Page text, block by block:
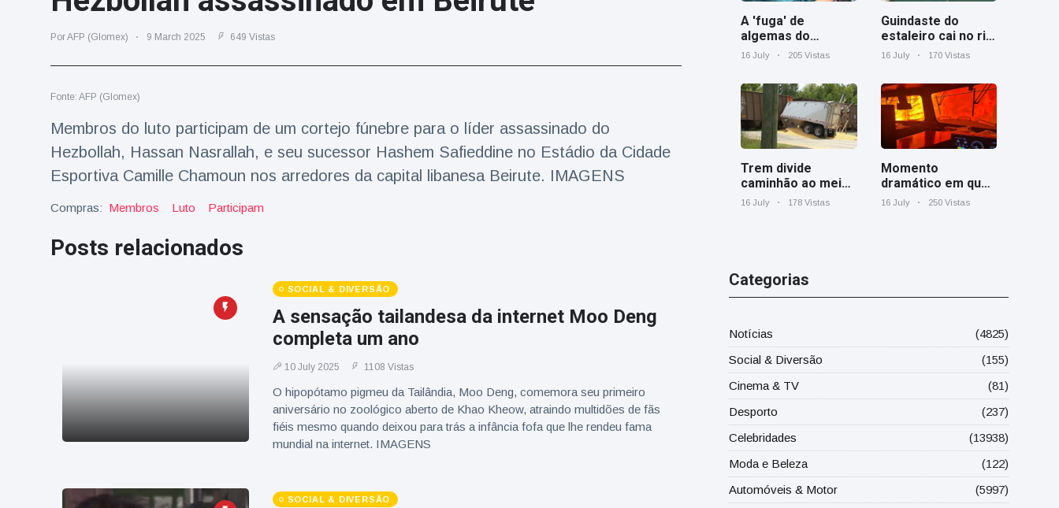
Viagens & Aventura
(77)
Notícias mais recentes
algemas do
plateia rir
16 July
celebram o
primeiro tapir de
baixas terras no
Por AFP (Glomex) 9 March 2025 649 Vistas
Fonte: AFP (Glomex)
Membros do luto participam de um cortejo fúnebre para o líder assassinado do
Hezbollah, Hassan Nasrallah, e seu sucessor Hashem Safieddine no Estádio da Cidade
Esportiva Camille Chamoun nos arredores da capital libanesa Beirute. IMAGENS
Compras: Membros Luto Participam
Posts relacionados
SOCIAL & DIVERSÃO
A sensação tailandesa da internet Moo Deng
completa um ano
10 July 2025 1108 Vistas
O hipopótamo pigmeu da Tailândia, Moo Deng, comemora seu primeiro
aniversário no zoológico aberto de Khao Kheow, atraindo multidões de fãs
fiéis mesmo quando deixou para trás a infância fofa que lhe rendeu fama
mundial na internet. IMAGENS
SOCIAL & DIVERSÃO
A 'fuga' de
algemas do
mágico faz a
16 July 205 Vistas
Guindaste do
estaleiro cai no rio
Cooper perto de
16 July 170 Vistas
Trem divide
caminhão ao meio
em cruzamento
16 July 178 Vistas
Momento
dramático em que
um trem de carga
16 July 250 Vistas
Categorias
Notícias
(4825)
Social & Diversão
(155)
Cinema & TV
(81)
Desporto
(237)
Celebridades
(13938)
Moda e Beleza
(122)
Automóveis & Motor
(5997)